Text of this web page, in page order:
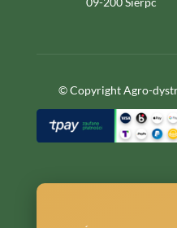
© Copyright Agro-